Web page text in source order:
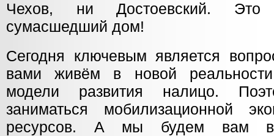
Чехов, ни Достоевский. Это
сумасшедший дом!
Сегодня ключевым является
вами живём в новой
модели развития налицо.
заниматься мобилизационной
ресурсов. А мы будем вам